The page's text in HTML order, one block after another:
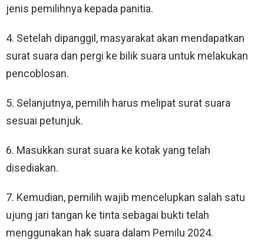
jenis pemilihnya kepada panitia.
4. Setelah dipanggil, masyarakat akan mendapatkan
surat suara dan pergi ke bilik suara untuk melakukan
pencoblosan.
5. Selanjutnya, pemilih harus melipat surat suara
sesuai petunjuk.
6. Masukkan surat suara ke kotak yang telah
disediakan.
7. Kemudian, pemilih wajib mencelupkan salah satu
ujung jari tangan ke tinta sebagai bukti telah
menggunakan hak suara dalam Pemilu 2024.